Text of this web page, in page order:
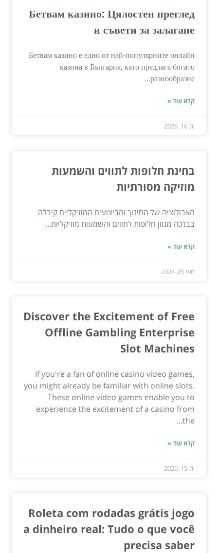
Бетвам казино: Цялостен преглед
и съвети за залагане
Бетвам казино е едно от най-популярните онлайн
казина в България, като предлага богато
разнообразие...
קרא עוד »
יול 16, 2026
בחינת חלופות לתווים והשמעות
מוזיקה מסורתיות
האבולוציה של החינוך והביצועים המוזיקליים קיבלה
בברכה מגוון חלופות לתווים והשמעות מוזיקליות...
קרא עוד »
מאי 05, 2024
Discover the Excitement of Free
Offline Gambling Enterprise
Slot Machines
If you're a fan of online casino video games,
you might already be familiar with online slots.
These online video games enable you to
experience the excitement of a casino from
the...
קרא עוד »
יול 15, 2026
Roleta com rodadas grátis jogo
a dinheiro real: Tudo o que você
precisa saber